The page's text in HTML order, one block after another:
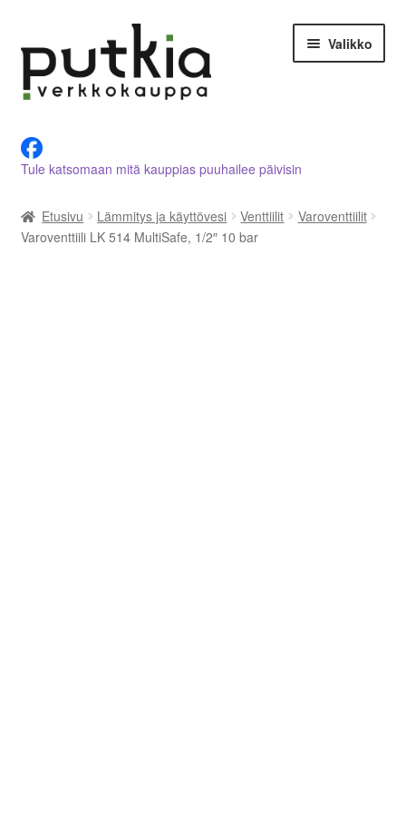
navigointiin
sisältöön
Valikko
Tietoja meistä
Asiakastilini
Tule katsomaan mitä kauppias puuhailee päivisin
Etusivu Lämmitys ja käyttövesi Venttiilit
Varoventtiilit
Varoventtiili LK 514 MultiSafe, 1/2″ 10 bar